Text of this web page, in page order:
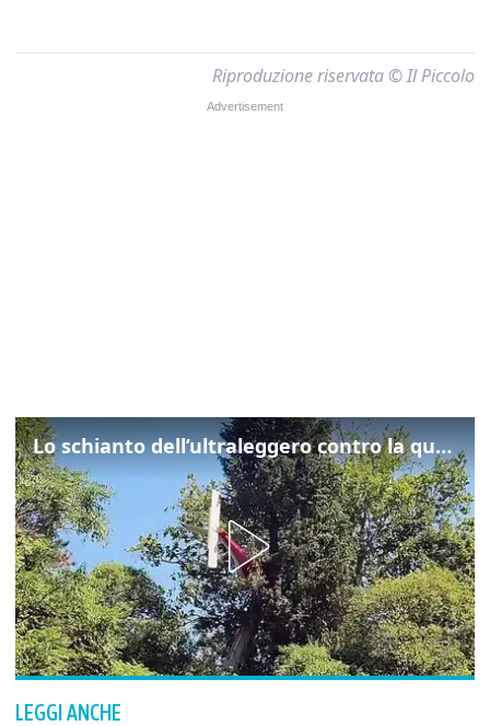
Riproduzione riservata © Il Piccolo
Lo schianto dell’ultraleggero contro la quercia: cosa è successo a Rivarotta
LEGGI ANCHE